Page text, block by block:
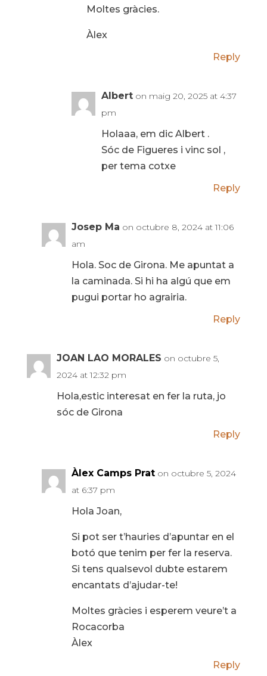
Moltes gràcies.
Àlex
Reply
Albert on maig 20, 2025 at 4:37
pm
Holaaa, em dic Albert .
Sóc de Figueres i vinc sol ,
per tema cotxe
Reply
Josep Ma on octubre 8, 2024 at 11:06
am
Hola. Soc de Girona. Me apuntat a
la caminada. Si hi ha algú que em
pugui portar ho agrairia.
Reply
JOAN LAO MORALES on octubre 5,
2024 at 12:32 pm
Hola,estic interesat en fer la ruta, jo
sóc de Girona
Reply
Àlex Camps Prat on octubre 5, 2024
at 6:37 pm
Hola Joan,
Si pot ser t’hauries d’apuntar en el
botó que tenim per fer la reserva.
Si tens qualsevol dubte estarem
encantats d’ajudar-te!
Moltes gràcies i esperem veure’t a
Rocacorba
Àlex
Reply